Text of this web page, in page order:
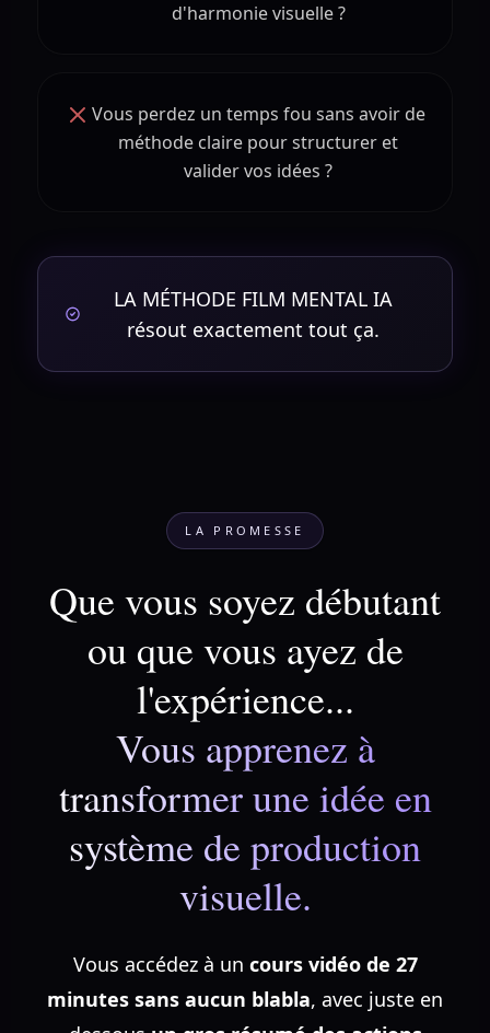
d'harmonie visuelle ?
Vous perdez un temps fou sans avoir de
méthode claire pour structurer et
valider vos idées ?
LA MÉTHODE FILM MENTAL IA
résout exactement tout ça.
LA PROMESSE
Que vous soyez débutant
ou que vous ayez de
l'expérience...
Vous apprenez à
transformer une idée en
système de production
visuelle.
Vous accédez à un cours vidéo de 27
minutes sans aucun blabla, avec juste en